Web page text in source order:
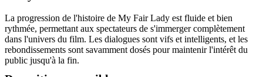
La progression de l'histoire de My Fair Lady est fluide et bien
rythmée, permettant aux spectateurs de s'immerger complètement
dans l'univers du film. Les dialogues sont vifs et intelligents, et les
rebondissements sont savamment dosés pour maintenir l'intérêt du
public jusqu'à la fin.